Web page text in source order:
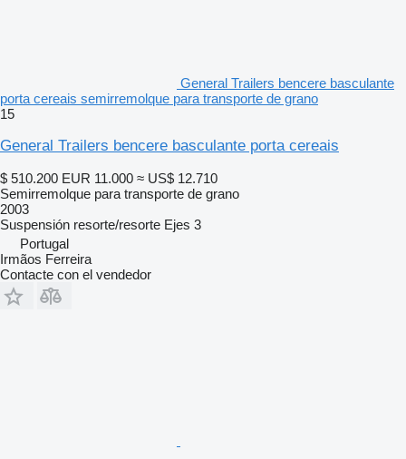
General Trailers bencere basculante
porta cereais semirremolque para transporte de grano
15
General Trailers bencere basculante porta cereais
$ 510.200 EUR 11.000 ≈ US$ 12.710
Semirremolque para transporte de grano
2003
Suspensión resorte/resorte Ejes 3
Portugal
Irmãos Ferreira
Contacte con el vendedor